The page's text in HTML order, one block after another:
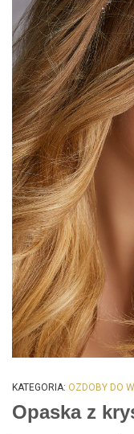
KATEGORIA: OZDOBY DO
Opaska z